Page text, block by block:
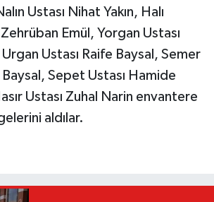
Ustası Nihat Yakın, Halı
Emül, Yorgan Ustası
Urgan Ustası Raife Baysal, Semer
Sepet Ustası Hamide
Ustası Zuhal Narin envantere
aldılar.